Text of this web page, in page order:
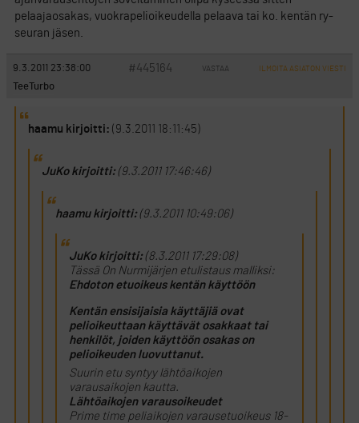
pelaajaosakas, vuokrapelioikeudella pelaava tai ko. kentän ry-
seuran jäsen.
9.3.2011 23:38:00 #445164 VASTAA ILMOITA ASIATON VIESTI
TeeTurbo
haamu kirjoitti: (9.3.2011 18:11:45)
JuKo kirjoitti:(9.3.2011 17:46:46)
haamu kirjoitti:(9.3.2011 10:49:06)
JuKo kirjoitti:(8.3.2011 17:29:08)
Tässä On Nurmijärjen etulistaus malliksi:
Ehdoton etuoikeus kentän käyttöön
Kentän ensisijaisia käyttäjiä ovat
pelioikeuttaan käyttävät osakkaat tai
henkilöt, joiden käyttöön osakas on
pelioikeuden luovuttanut.
Suurin etu syntyy lähtöaikojen
varausaikojen kautta.
Lähtöaikojen varausoikeudet
Prime time peliaikojen varausetuoikeus 18-